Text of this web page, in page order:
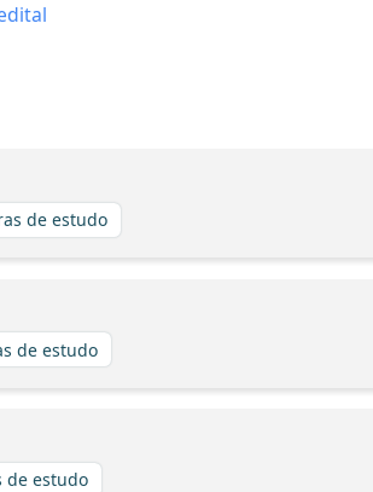
de estudo
de estudo
de estudo